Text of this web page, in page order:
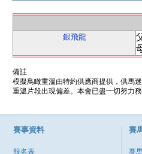
銀飛龍
備註
模擬鳥瞰重溫由特約供應商提供，供馬
重溫片段出現偏差。本會已盡一切努力
賽事資料
報名表
賽
賽